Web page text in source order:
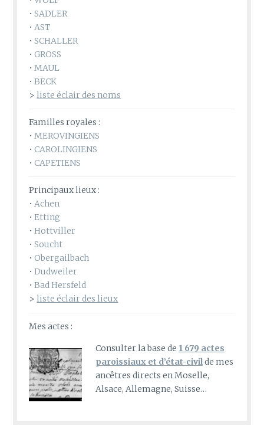
•SADLER
•AST
•SCHALLER
•GROSS
•MAUL
•BECK
>liste éclair des noms
Familles royales :
•MEROVINGIENS
•CAROLINGIENS
•CAPETIENS
Principaux lieux :
•Achen
•Etting
•Hottviller
•Soucht
•Obergailbach
•Dudweiler
•Bad Hersfeld
>liste éclair des lieux
Mes actes :
Consulter la base de 1 679 actes
paroissiaux et d’état-civilde mes
ancêtres directs en Moselle,
Alsace, Allemagne, Suisse…